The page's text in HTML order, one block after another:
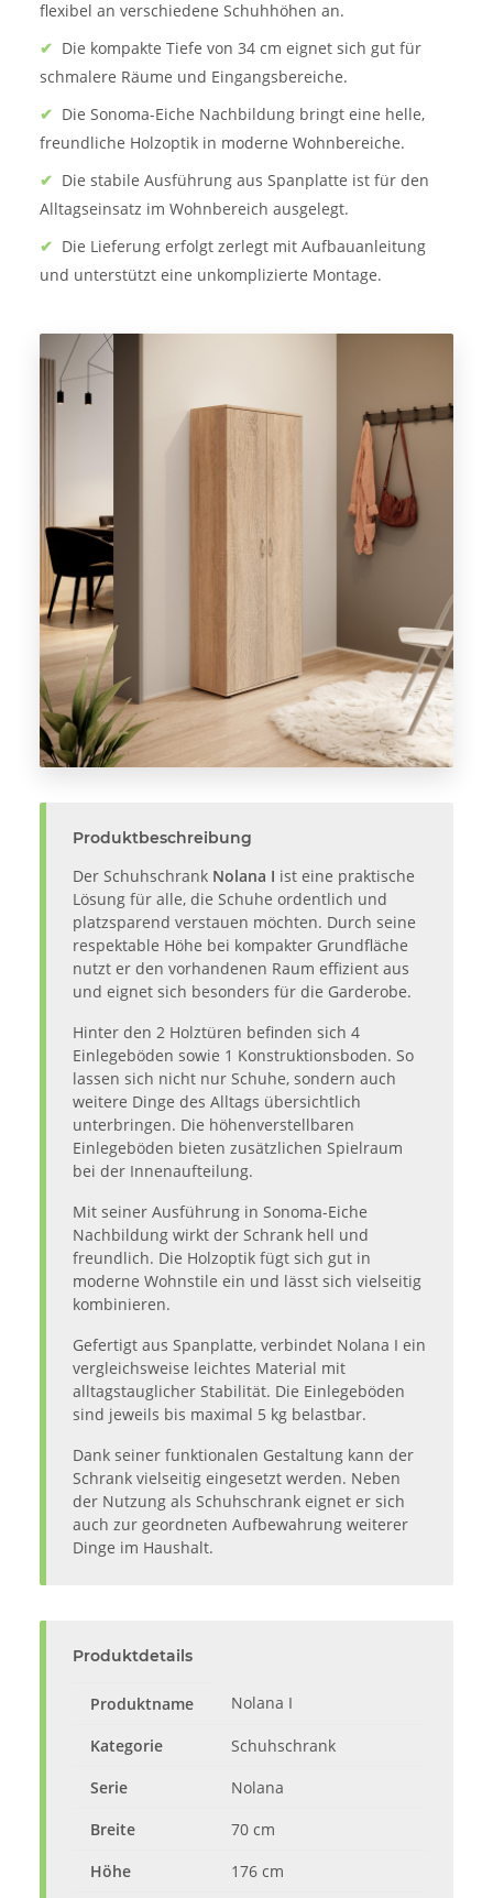
flexibel an verschiedene Schuhhöhen an.
✔ Die kompakte Tiefe von 34 cm eignet sich gut für
schmalere Räume und Eingangsbereiche.
✔ Die Sonoma-Eiche Nachbildung bringt eine helle,
freundliche Holzoptik in moderne Wohnbereiche.
✔ Die stabile Ausführung aus Spanplatte ist für den
Alltagseinsatz im Wohnbereich ausgelegt.
✔ Die Lieferung erfolgt zerlegt mit Aufbauanleitung
und unterstützt eine unkomplizierte Montage.
Produktbeschreibung
Der Schuhschrank Nolana I ist eine praktische
Lösung für alle, die Schuhe ordentlich und
platzsparend verstauen möchten. Durch seine
respektable Höhe bei kompakter Grundfläche
nutzt er den vorhandenen Raum effizient aus
und eignet sich besonders für die Garderobe.
Hinter den 2 Holztüren befinden sich 4
Einlegeböden sowie 1 Konstruktionsboden. So
lassen sich nicht nur Schuhe, sondern auch
weitere Dinge des Alltags übersichtlich
unterbringen. Die höhenverstellbaren
Einlegeböden bieten zusätzlichen Spielraum
bei der Innenaufteilung.
Mit seiner Ausführung in Sonoma-Eiche
Nachbildung wirkt der Schrank hell und
freundlich. Die Holzoptik fügt sich gut in
moderne Wohnstile ein und lässt sich vielseitig
kombinieren.
Gefertigt aus Spanplatte, verbindet Nolana I ein
vergleichsweise leichtes Material mit
alltagstauglicher Stabilität. Die Einlegeböden
sind jeweils bis maximal 5 kg belastbar.
Dank seiner funktionalen Gestaltung kann der
Schrank vielseitig eingesetzt werden. Neben
der Nutzung als Schuhschrank eignet er sich
auch zur geordneten Aufbewahrung weiterer
Dinge im Haushalt.
Produktdetails
Produktname Nolana I
Kategorie
Schuhschrank
Serie
Nolana
Breite
70 cm
Höhe
176 cm